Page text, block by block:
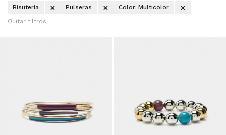
Bisutería Pulseras Color: Multicolor
Quitar filtros